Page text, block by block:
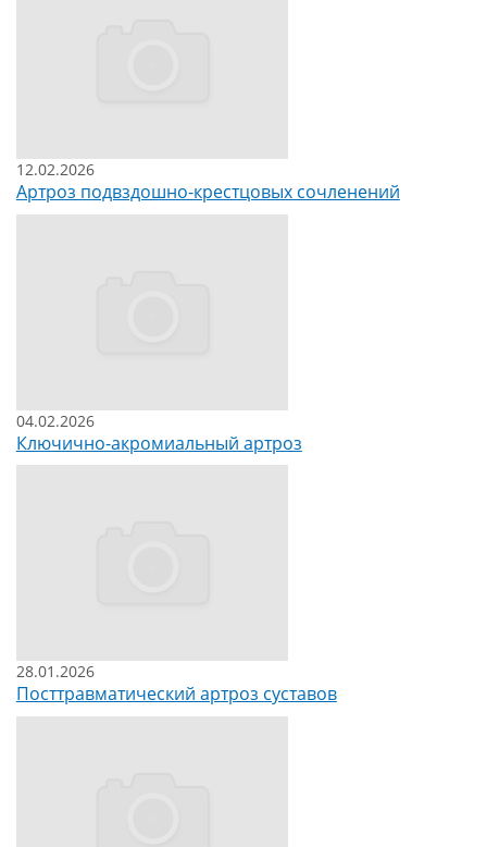
12.02.2026
Артроз подвздошно-крестцовых сочленений
04.02.2026
Ключично-акромиальный артроз
28.01.2026
Посттравматический артроз суставов